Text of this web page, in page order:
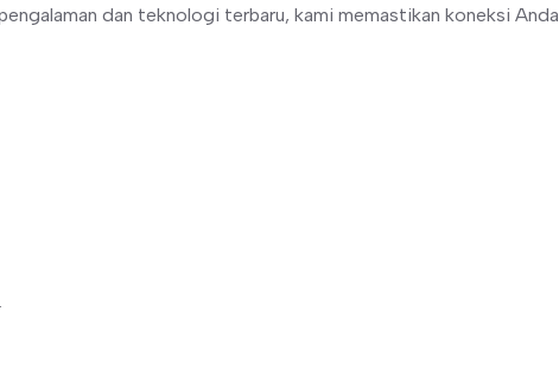
dan teknologi terbaru, kami memastikan koneksi Anda